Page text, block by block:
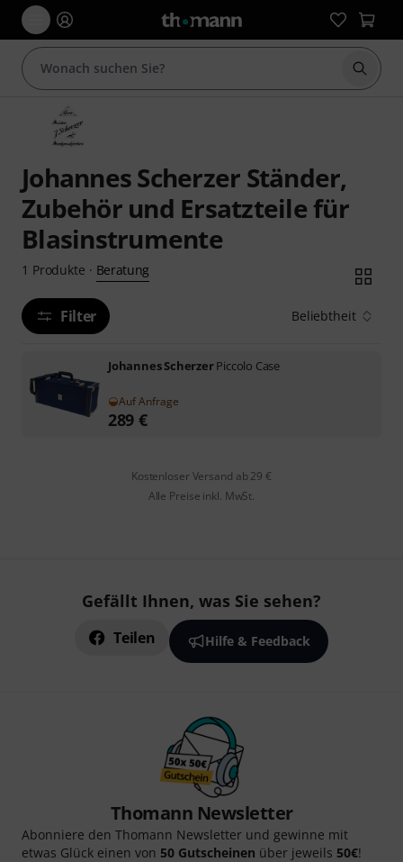
Suche
Johannes Scherzer Ständer,
Zubehör und Ersatzteile für
Blasinstrumente
1 Produkte · Beratung
Filter Beliebtheit
Johannes ScherzerPiccolo Case
Auf Anfrage
289 €
Kostenloser Versand ab 29 €
Alle Preise inkl. MwSt.
Gefällt Ihnen, was Sie sehen?
Teilen Hilfe & Feedback
Thomann Newsletter
Abonniere den Thomann Newsletter und gewinne mit
etwas Glück einen von 50 Gutscheinen über jeweils 50€!